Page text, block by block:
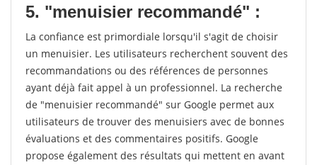
5. "menuisier recommandé" :
La confiance est primordiale lorsqu'il s'agit de choisir
un menuisier. Les utilisateurs recherchent souvent des
recommandations ou des références de personnes
ayant déjà fait appel à un professionnel. La recherche
de "menuisier recommandé" sur Google permet aux
utilisateurs de trouver des menuisiers avec de bonnes
évaluations et des commentaires positifs. Google
propose également des résultats qui mettent en avant